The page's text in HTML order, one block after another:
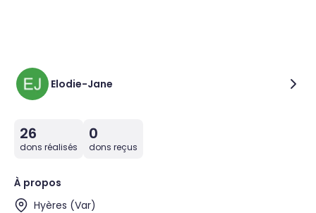
Elodie-Jane
26
dons réalisés
0
dons reçus
À propos
Hyères (Var)